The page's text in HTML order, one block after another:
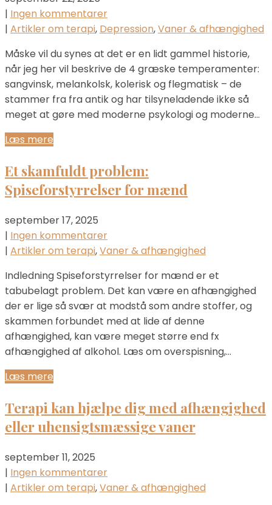
| Ingen kommentarer
| Artikler om terapi, Depression,Vaner & afhængighed
Måske vil du synes at det er en lidt gammel historie,
når jeg her vil beskrive de 4 græske temperamenter:
sangvinsk, melankolsk, kolerisk og flegmatisk – de
stammer fra fra antik og har tilsyneladende ikke så
meget at gøre med moderne psykologi og moderne…
Læs mere
Et skamfuldt problem:
Spiseforstyrrelser for mænd
september 17, 2025
| Ingen kommentarer
| Artikler om terapi,Vaner & afhængighed
Indledning Spiseforstyrrelser for mænd er et
tabubelagt problem. Det kan være en afhængighed
der er lige så svær at modstå som andre stoffer, og
skammen forbundet med at lide af denne
afhængighed, kan være meget større end fx
afhængighed af alkohol. Læs om overspisning,…
Læs mere
Terapi kan hjælpe dig med afhængighed
eller uhensigtsmæssige vaner
september 11, 2025
| Ingen kommentarer
| Artikler om terapi,Vaner & afhængighed